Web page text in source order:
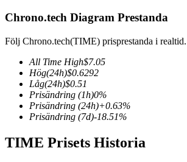
COIN-M Futures
Futures för kryptovaluta
TradFi
Chrono.tech Diagram Prestanda
Följ Chrono.tech(TIME) prisprestanda i realtid.
All Time High$7.05
Hög(24h)$0.6292
Låg(24h)$0.51
Prisändring (1h)0%
Prisändring (24h)+0.63%
Prisändring (7d)-18.51%
TIME Prisets Historia